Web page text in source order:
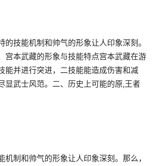
技能机制和帅气的形象让人印象深刻。
宫本武藏的形象与技能特点宫本武藏在游
能并进行突进，二技能能造成伤害和减
显武士风范。二、历史上可能的原,王者
制和帅气的形象让人印象深刻。那么，